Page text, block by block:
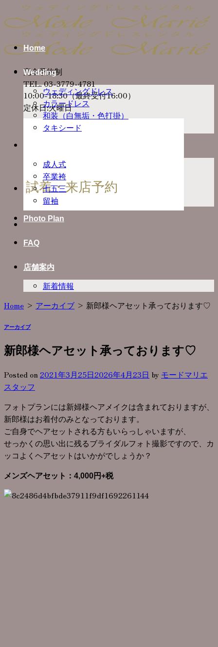
to
content
完全予約制
TEL. 03-3779-4781
10:00-18:30（最終受付16:00）
定休日:火曜日
試着・来店予約
Home
Wedding
ウェディングドレス
カラードレス
和装（白無垢・色打掛）
タキシード
成人式
卒業袴
七五三
留袖
Photo Plan
FAQ
店舗案内
新着情報
Home > アーカイブ > 新郎様ヘアセット承っております♡
アーカイブ
新郎様ヘアセット承っております♡
Posted on 2021年3月25日2026年4月23日 by モードマリエ
スタッフ
フォトプランには新婦様ヘアメイクは含まれておりますが、
新郎様はお着付のみとなっております。
ご自身でヘアセットされる方もいらっしゃいますが、
せっかくの思い出に残るブライダルフォト撮影ですので、カ
ッコよくヘアセットはいかがでしょうか？
メンズヘアセット：4,000円+税